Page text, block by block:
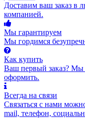
Доставим ваш заказ в
компанией.
Мы гарантируем
Мы гордимся
Как купить
Ваш первый заказ? Мы
оформить.
Всегда на связи
Связаться с нами
mail, телефон,